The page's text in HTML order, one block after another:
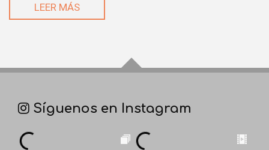
LEER MÁS
Síguenos en Instagram